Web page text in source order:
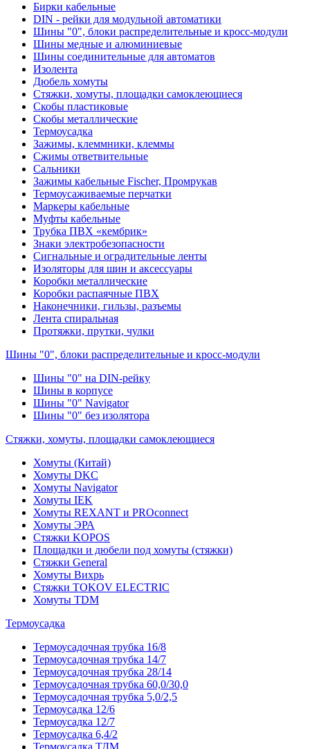
Бирки кабельные
DIN - рейки для модульной автоматики
Шины "0", блоки распределительные и кросс-модули
Шины медные и алюминиевые
Шины соединительные для автоматов
Изолента
Дюбель хомуты
Стяжки, хомуты, площадки самоклеющиеся
Скобы пластиковые
Скобы металлические
Термоусадка
Зажимы, клеммники, клеммы
Сжимы ответвительные
Сальники
Зажимы кабельные Fischer, Промрукав
Термоусаживаемые перчатки
Маркеры кабельные
Муфты кабельные
Трубка ПВХ «кембрик»
Знаки электробезопасности
Сигнальные и оградительные ленты
Изоляторы для шин и аксессуары
Коробки металлические
Коробки распаячные ПВХ
Наконечники, гильзы, разъемы
Лента спиральная
Протяжки, прутки, чулки
Шины "0", блоки распределительные и кросс-модули
Шины "0" на DIN-рейку
Шины в корпусе
Шины "0" Navigator
Шины "0" без изолятора
Стяжки, хомуты, площадки самоклеющиеся
Хомуты (Китай)
Хомуты DKC
Хомуты Navigator
Хомуты IEK
Хомуты REXANT и PROconnect
Хомуты ЭРА
Стяжки KOPOS
Площадки и дюбели под хомуты (стяжки)
Стяжки General
Хомуты Вихрь
Стяжки TOKOV ELECTRIC
Хомуты TDM
Термоусадка
Термоусадочная трубка 16/8
Термоусадочная трубка 14/7
Термоусадочная трубка 28/14
Термоусадочная трубка 60,0/30,0
Термоусадочная трубка 5,0/2,5
Термоусадка 12/6
Термоусадка 12/7
Термоусадка 6,4/2
Термоусадка ТДМ